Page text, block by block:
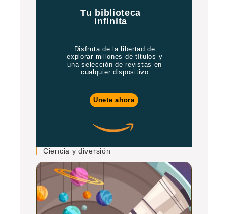
Tu biblioteca
infinita
Disfruta de la libertad de
explorar millones de títulos y
una selección de revistas en
cualquier dispositivo
Unete ahora
Ciencia y diversión